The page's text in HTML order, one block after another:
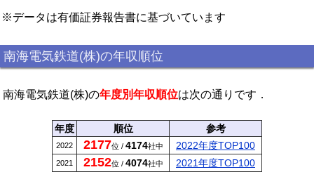
※データは有価証券報告書に基づいています
南海電気鉄道(株)の年収順位
南海電気鉄道(株)の年度別年収順位は次の通りです．
年度 順位 参考
2022 2177位 / 4174社中 2022年度TOP100
2021 2152位 / 4074社中 2021年度TOP100